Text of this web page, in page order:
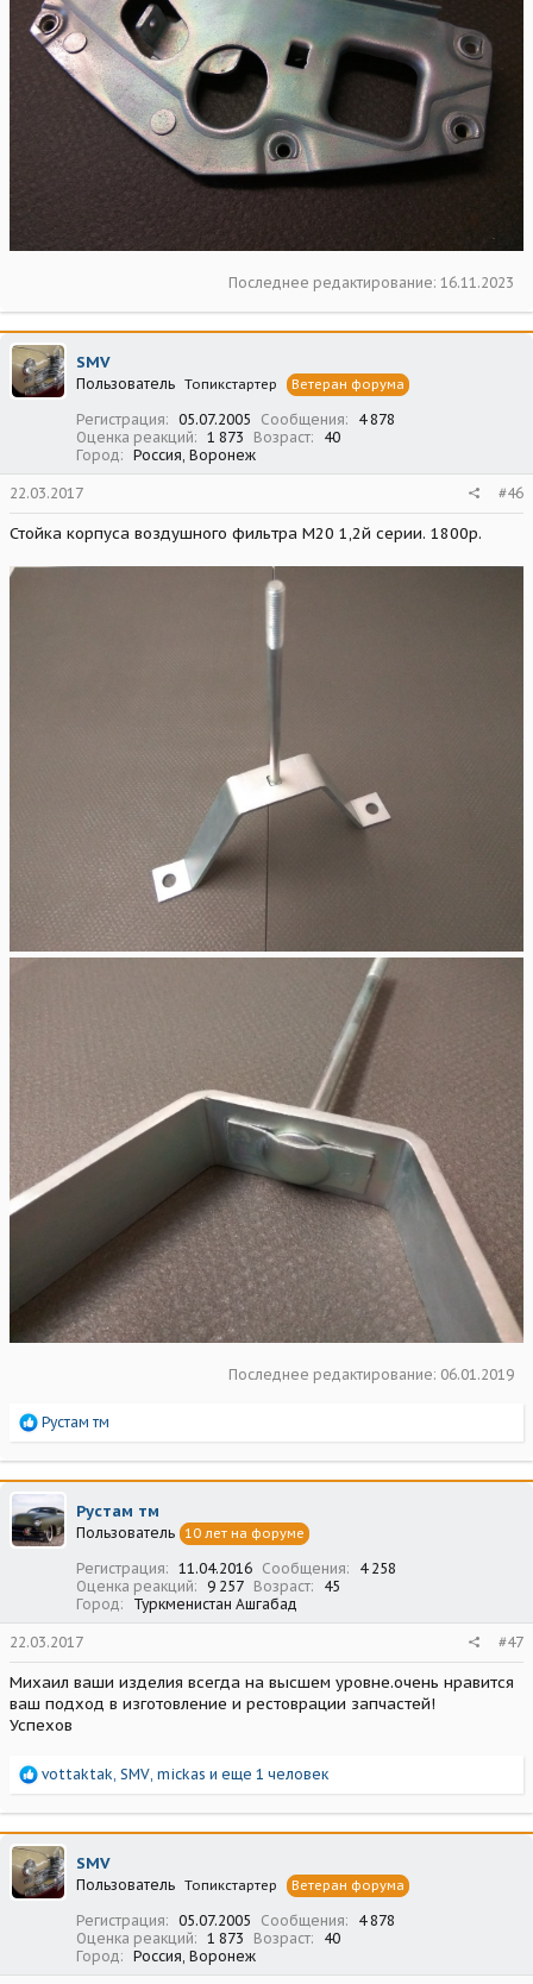
Последнее редактирование: 16.11.2023
SMV
Пользователь Топикстартер Ветеран форума
Регистрация 05.07.2005 Сообщения
4 878
Оценка реакций
1 873 Возраст
40
Город
Россия, Воронеж
22.03.2017 #46
Стойка корпуса воздушного фильтра М20 1,2й серии. 1800р.
Последнее редактирование: 06.01.2019
Р
а
к
ц
и
и
Рустам тм
Рустам тм
Пользователь 10 лет на форуме
Регистрация 11.04.2016 Сообщения
4 258
Оценка реакций
9 257 Возраст
45
Город
Туркменистан Ашгабад
22.03.2017 #47
Михаил ваши изделия всегда на высшем уровне.очень нравится
ваш подход в изготовление и рестоврации запчастей!
Успехов
Р
а
к
ц
и
и
vottaktak, SMV, mickas и еще 1 человек
SMV
Пользователь Топикстартер Ветеран форума
Регистрация 05.07.2005 Сообщения
4 878
Оценка реакций
1 873 Возраст
40
Город
Россия, Воронеж